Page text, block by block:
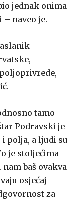
jednak onima
– naveo je.
.
tamo
Podravski je
polja, a ljudi su
je stoljećima
baš ovakva
osjećaj
za